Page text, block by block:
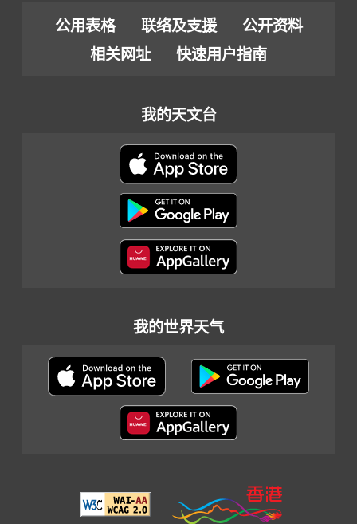
公用表格 联络及支援
公开资料
相关网址
快速用户指南
我的天文台
我的世界天气